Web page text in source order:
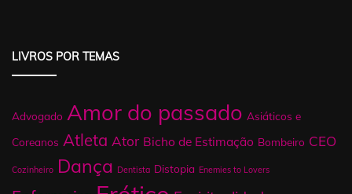
LIVROS POR TEMAS
Advogado Amor do passado Asiáticos e
Coreanos Atleta Ator Bicho de Estimação Bombeiro CEO
Cozinheiro Dança Dentista Distopia Enemies to Lovers